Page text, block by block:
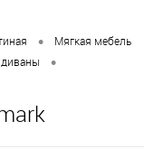
• Мягкая мебель
•